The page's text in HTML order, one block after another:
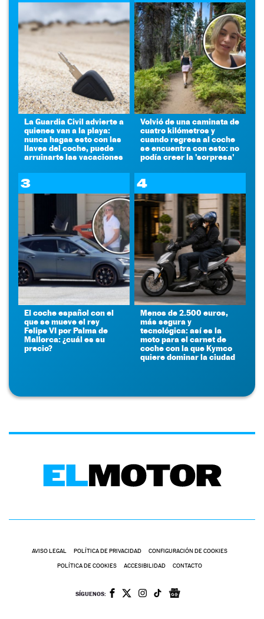
La Guardia Civil advierte a
quienes van a la playa:
nunca hagas esto con las
llaves del coche, puede
arruinarte las vacaciones
Volvió de una caminata de
cuatro kilómetros y
cuando regresa al coche
se encuentra con esto: no
podía creer la 'sorpresa'
3
El coche español con el
que se mueve el rey
Felipe VI por Palma de
Mallorca: ¿cuál es su
precio?
4
Menos de 2.500 euros,
más segura y
tecnológica: así es la
moto para el carnet de
coche con la que Kymco
quiere dominar la ciudad
AVISO LEGAL POLÍTICA DE PRIVACIDAD CONFIGURACIÓN DE COOKIES
POLÍTICA DE COOKIES ACCESIBILIDAD CONTACTO
SÍGUENOS: